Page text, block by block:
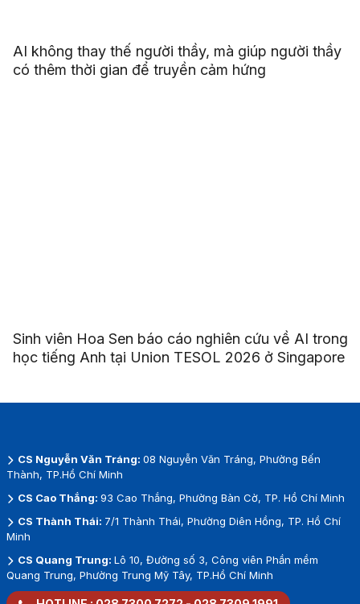
AI không thay thế người thầy, mà giúp người thầy
có thêm thời gian để truyền cảm hứng
Sinh viên Hoa Sen báo cáo nghiên cứu về AI trong
học tiếng Anh tại Union TESOL 2026 ở Singapore
CS Nguyễn Văn Tráng: 08 Nguyễn Văn Tráng, Phường Bến
Thành, TP.Hồ Chí Minh
CS Cao Thắng: 93 Cao Thắng, Phường Bàn Cờ, TP. Hồ Chí Minh
CS Thành Thái: 7/1 Thành Thái, Phường Diên Hồng, TP. Hồ Chí
Minh
CS Quang Trung: Lô 10, Đường số 3, Công viên Phần mềm
Quang Trung, Phường Trung Mỹ Tây, TP.Hồ Chí Minh